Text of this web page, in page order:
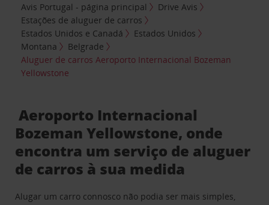
Avis Portugal - página principal
Drive Avis
Estações de aluguer de carros
Estados Unidos e Canadá
Estados Unidos
Montana
Belgrade
Aluguer de carros Aeroporto Internacional Bozeman
Yellowstone
Aeroporto Internacional
Bozeman Yellowstone, onde
encontra um serviço de aluguer
de carros à sua medida
Alugar um carro connosco não podia ser mais simples,